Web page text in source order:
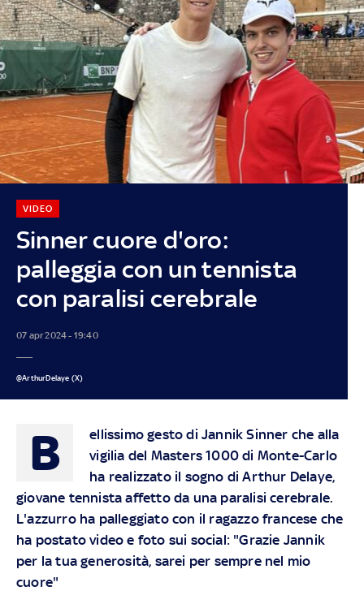
Sinner cuore d'oro:
palleggia con un tennista
con paralisi cerebrale
VIDEO
07 apr 2024 - 19:40
@ArthurDelaye (X)
B
ellissimo gesto di Jannik Sinner che alla
vigilia del Masters 1000 di Monte-Carlo
ha realizzato il sogno di Arthur Delaye,
giovane tennista affetto da una paralisi cerebrale.
L'azzurro ha palleggiato con il ragazzo francese che
ha postato video e foto sui social: "Grazie Jannik
per la tua generosità, sarei per sempre nel mio
cuore"